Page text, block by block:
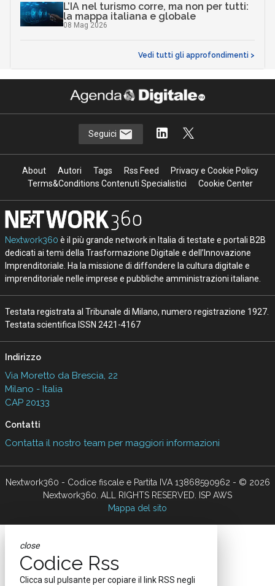
L’IA nel turismo corre, ma non per tutti:
la mappa italiana e globale
08 Mag 2026
Vedi tutti gli approfondimenti >
Seguici
About Autori Tags Rss Feed
Privacy e Cookie Policy
Terms&Conditions Contenuti Specialistici
Cookie Center
Nextwork360 è il più grande network in Italia di testate e portali B2B
dedicati ai temi della Trasformazione Digitale e dell’Innovazione
Imprenditoriale. Ha la missione di diffondere la cultura digitale e
imprenditoriale nelle imprese e pubbliche amministrazioni italiane.
Testata registrata al Tribunale di Milano, numero registrazione 1927.
Testata scientifica ISSN 2421-4167
Indirizzo
Via Moretto da Brescia, 22
Milano - Italia
CAP 20133
Contatti
Contatta il nostro team per maggiori informazioni
Nextwork360 - Codice fiscale e Partita IVA 13868590962 - © 2026
Nextwork360. ALL RIGHTS RESERVED. ISP AWS
Mappa del sito
close
Codice Rss
Clicca sul pulsante per copiare il link RSS negli